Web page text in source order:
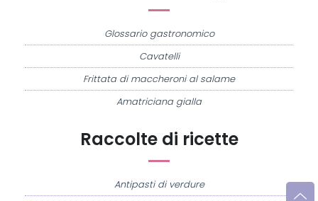
Raccolte di ricette
Antipasti di verdure
Glossario gastronomico
Cavatelli
Frittata di maccheroni al salame
Amatriciana gialla